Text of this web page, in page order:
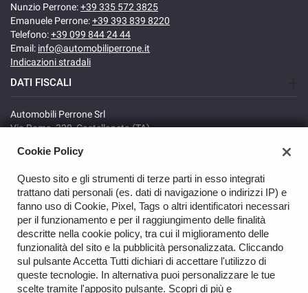
Nunzio Perrone:+39 335 572 3825
Emanuele Perrone:+39 393 839 8220
Telefono:+39 099 844 24 44
Email: info@automobiliperrone.it
Indicazioni stradali
DATI FISCALI
Automobili Perrone Srl
Via Roma, 320, Castellaneta (TA)
Registro delle imprese: TA
TORNA IN CIMA
Cookie Policy
Questo sito e gli strumenti di terze parti in esso integrati
trattano dati personali (es. dati di navigazione o indirizzi IP) e
fanno uso di Cookie, Pixel, Tags o altri identificatori necessari
per il funzionamento e per il raggiungimento delle finalità
descritte nella cookie policy, tra cui il miglioramento delle
funzionalità del sito e la pubblicità personalizzata. Cliccando
sul pulsante Accetta Tutti dichiari di accettare l'utilizzo di
queste tecnologie. In alternativa puoi personalizzare le tue
scelte tramite l'apposito pulsante. Scopri di più e